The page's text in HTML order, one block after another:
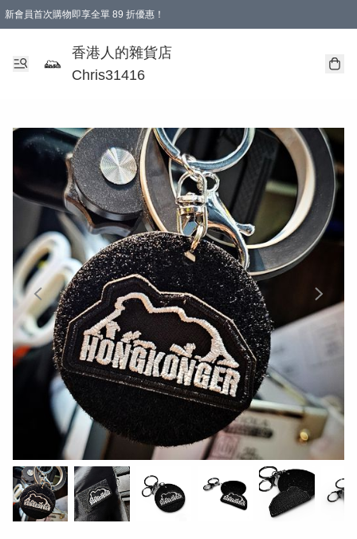
新會員首次購物即享全單 89 折優惠！
購物滿 HKD 499.00即享免運費優惠！（適用於 本地送貨、本地取貨 )
【滿 $300 專屬驚喜：無聲信物（最後一批）】
香港人的雜貨店
Chris31416